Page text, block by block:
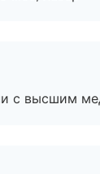
с высшим